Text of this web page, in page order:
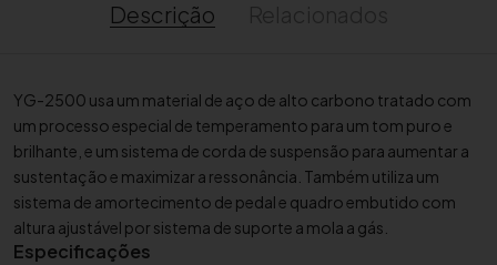
d
e
G
l
o
c
Descrição
YG-2500 usa um material de aço de alto carbono tratado com
um processo especial de temperamento para um tom puro e
brilhante, e um sistema de corda de suspensão para aumentar a
sustentação e maximizar a ressonância. Também utiliza um
sistema de amortecimento de pedal e quadro embutido com
altura ajustável por sistema de suporte a mola a gás.
Especificações